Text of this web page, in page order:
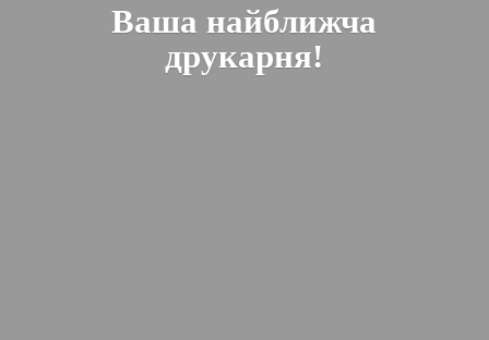
Ваша найближча
друкарня!